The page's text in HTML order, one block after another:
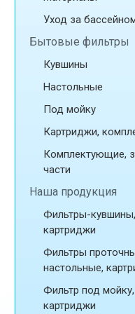
Уход за
Бытовые фильтры
Кувшины
Настольные
Под мойку
Картриджи,
Комплектующие,
части
Наша продукция
Фильтры-кувшины,
картриджи
Фильтры
настольные,
Фильтр под мойку,
картриджи